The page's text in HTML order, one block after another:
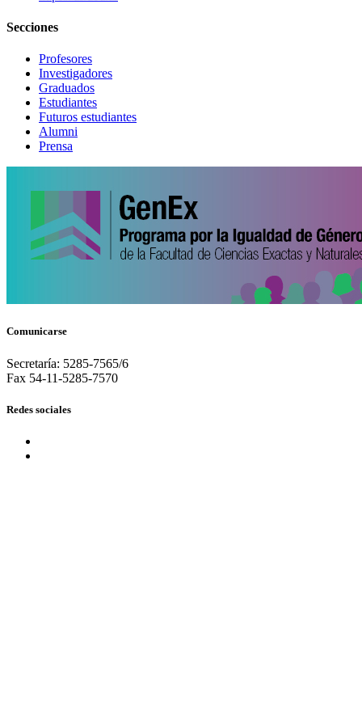
Secciones
Profesores
Investigadores
Graduados
Estudiantes
Futuros estudiantes
Alumni
Prensa
Comunicarse
Secretaría: 5285-7565/6
Fax 54-11-5285-7570
Redes sociales